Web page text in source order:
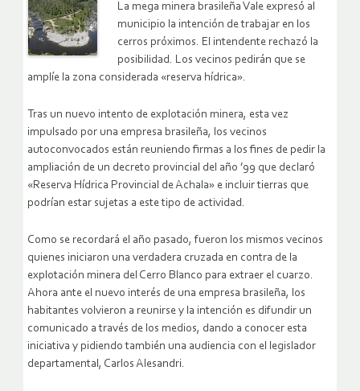
La mega minera brasileña Vale expresó al
municipio la intención de trabajar en los
cerros próximos. El intendente rechazó la
posibilidad. Los vecinos pedirán que se
amplíe la zona considerada «reserva hídrica».
Tras un nuevo intento de explotación minera, esta vez
impulsado por una empresa brasileña, los vecinos
autoconvocados están reuniendo firmas a los fines de pedir la
ampliación de un decreto provincial del año ’99 que declaró
«Reserva Hídrica Provincial de Achala» e incluir tierras que
podrían estar sujetas a este tipo de actividad.
Como se recordará el año pasado, fueron los mismos vecinos
quienes iniciaron una verdadera cruzada en contra de la
explotación minera del Cerro Blanco para extraer el cuarzo.
Ahora ante el nuevo interés de una empresa brasileña, los
habitantes volvieron a reunirse y la intención es difundir un
comunicado a través de los medios, dando a conocer esta
iniciativa y pidiendo también una audiencia con el legislador
departamental, Carlos Alesandri.